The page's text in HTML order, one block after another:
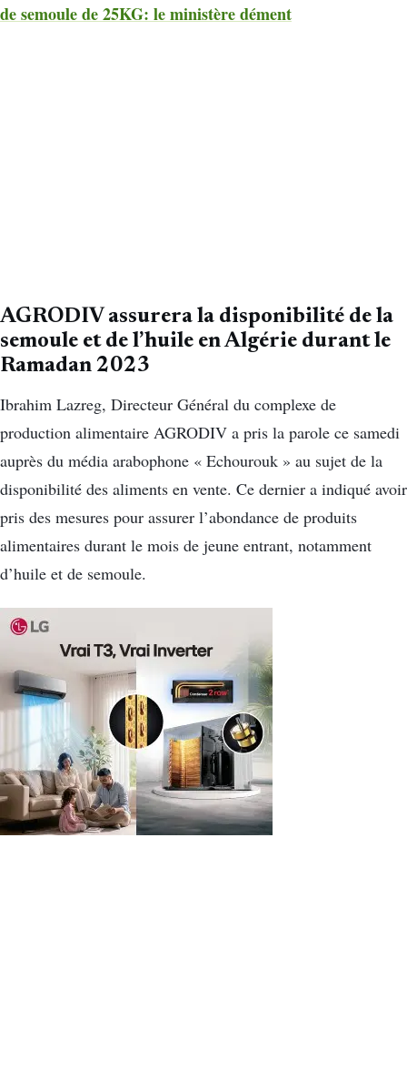
de semoule de 25KG: le ministère dément
AGRODIV assurera la disponibilité de la
semoule et de l’huile en Algérie durant le
Ramadan 2023
Ibrahim Lazreg, Directeur Général du complexe de
production alimentaire AGRODIV a pris la parole ce samedi
auprès du média arabophone « Echourouk » au sujet de la
disponibilité des aliments en vente. Ce dernier a indiqué avoir
pris des mesures pour assurer l’abondance de produits
alimentaires durant le mois de jeune entrant, notamment
d’huile et de semoule.